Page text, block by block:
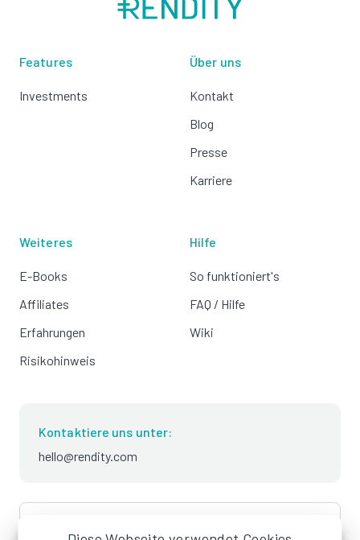
Features
Investments
Über uns
Kontakt
Blog
Presse
Karriere
Weiteres
E-Books
Affiliates
Erfahrungen
Risikohinweis
Hilfe
So funktioniert's
FAQ / Hilfe
Wiki
Kontaktiere uns unter:
hello@rendity.com
language